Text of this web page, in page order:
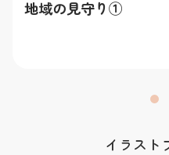
地域の見守り①
イラスト